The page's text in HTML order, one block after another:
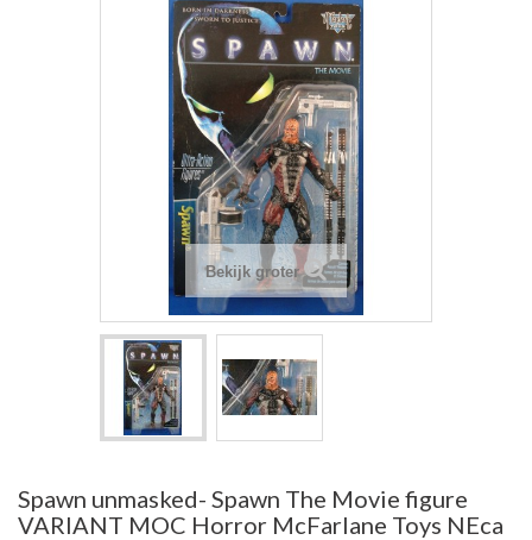
Bekijk groter
Spawn unmasked- Spawn The Movie figure
VARIANT MOC Horror McFarlane Toys NEca